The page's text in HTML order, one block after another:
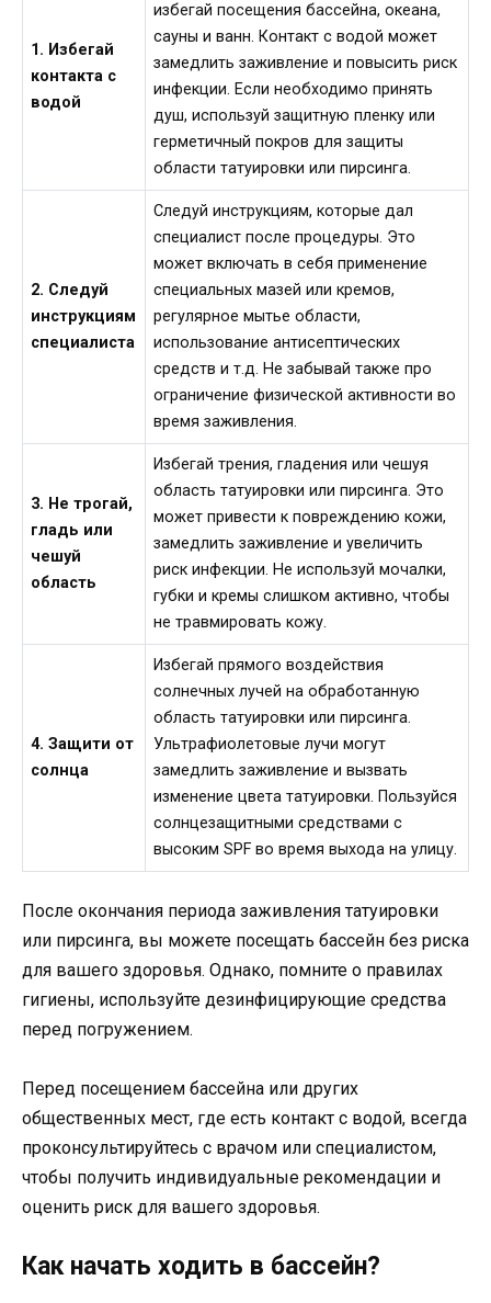
1. Избегай
контакта с
водой
избегай посещения бассейна, океана,
сауны и ванн. Контакт с водой может
замедлить заживление и повысить риск
инфекции. Если необходимо принять
душ, используй защитную пленку или
герметичный покров для защиты
области татуировки или пирсинга.
2. Следуй
инструкциям
специалиста
Следуй инструкциям, которые дал
специалист после процедуры. Это
может включать в себя применение
специальных мазей или кремов,
регулярное мытье области,
использование антисептических
средств и т.д. Не забывай также про
ограничение физической активности во
время заживления.
3. Не трогай,
гладь или
чешуй
область
Избегай трения, гладения или чешуя
область татуировки или пирсинга. Это
может привести к повреждению кожи,
замедлить заживление и увеличить
риск инфекции. Не используй мочалки,
губки и кремы слишком активно, чтобы
не травмировать кожу.
4. Защити от
солнца
Избегай прямого воздействия
солнечных лучей на обработанную
область татуировки или пирсинга.
Ультрафиолетовые лучи могут
замедлить заживление и вызвать
изменение цвета татуировки. Пользуйся
солнцезащитными средствами с
высоким SPF во время выхода на улицу.
После окончания периода заживления татуировки
или пирсинга, вы можете посещать бассейн без риска
для вашего здоровья. Однако, помните о правилах
гигиены, используйте дезинфицирующие средства
перед погружением.
Перед посещением бассейна или других
общественных мест, где есть контакт с водой, всегда
проконсультируйтесь с врачом или специалистом,
чтобы получить индивидуальные рекомендации и
оценить риск для вашего здоровья.
Как начать ходить в бассейн?